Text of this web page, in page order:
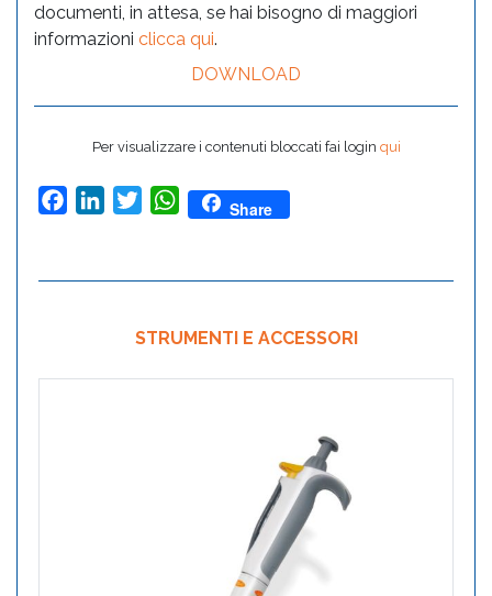
documenti, in attesa, se hai bisogno di maggiori
informazioni clicca qui.
DOWNLOAD
Per visualizzare i contenuti bloccati fai login qui
FacebookLinkedInTwitterWhatsApp
Share
STRUMENTI E ACCESSORI